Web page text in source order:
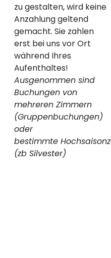
zu gestalten, wird keine
Anzahlung geltend
gemacht. Sie zahlen
erst bei uns vor Ort
während Ihres
Aufenthaltes!
Ausgenommen sind
Buchungen von
mehreren Zimmern
(Gruppenbuchungen)
oder
bestimmte
(zb Silvester)